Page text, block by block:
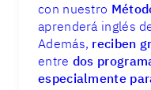
con nuestro
aprenderá inglés
Además, reciben
entre dos
especialmente